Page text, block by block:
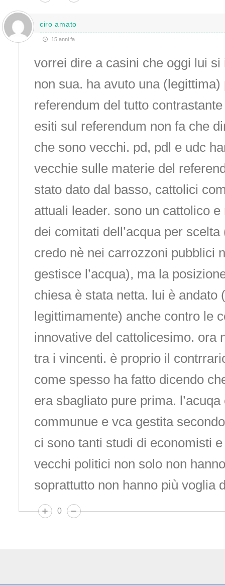
ciro amato
15 anni fa
vorrei dire a casini che oggi lui
non sua. ha avuto una
referendum del tutto
esiti sul referendum non fa che
che sono vecchi. pd, pdl e udc
vecchie sulle materie del
stato dato dal basso, cattolici
attuali leader. sono un cattolico
dei comitati dell’acqua per
credo nè nei carrozzoni pubblici
gestisce l’acqua), ma la
chiesa è stata netta. lui è andato
legittimamente) anche contro le
innovative del cattolicesimo. ora
tra i vincenti. è proprio il
come spesso ha fatto dicendo
era sbagliato pure prima.
communue e vca gestita
ci sono tanti studi di economisti
vecchi politici non solo non
soprattutto non hanno più voglia
0